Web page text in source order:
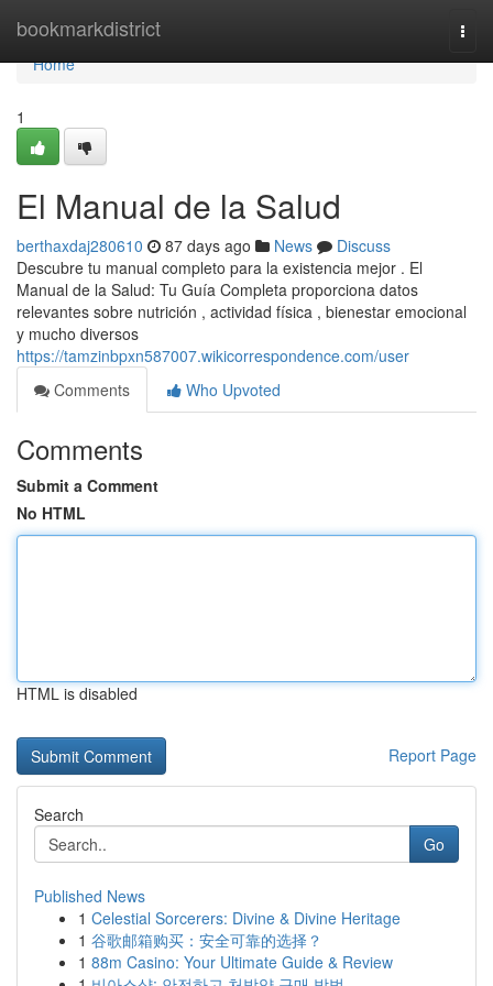
bookmarkdistrict
Home
Home
1
El Manual de la Salud
berthaxdaj280610 87 days ago News
Discuss
Descubre tu manual completo para la existencia mejor . El
Manual de la Salud: Tu Guía Completa proporciona datos
relevantes sobre nutrición , actividad física , bienestar emocional
y mucho diversos
https://tamzinbpxn587007.wikicorrespondence.com/user
Comments
Who Upvoted
Comments
Submit a Comment
No HTML
HTML is disabled
Report Page
Search
Go
Published News
1 Celestial Sorcerers: Divine & Divine Heritage
1 谷歌邮箱购买：安全可靠的选择？
1 88m Casino: Your Ultimate Guide & Review